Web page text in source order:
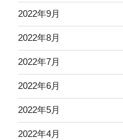
2022年9月
2022年8月
2022年7月
2022年6月
2022年5月
2022年4月